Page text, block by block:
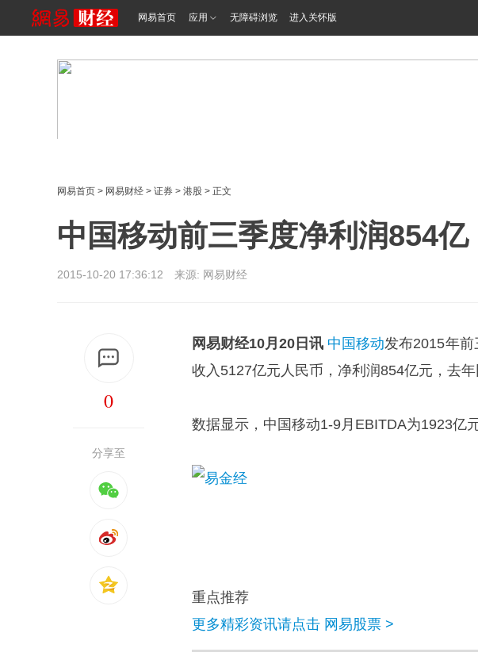
网易首页 应用 无障碍浏览 进入关怀版
网易首页 > 网易财经 > 证券 > 港股 > 正文
中国移动前三季度净利润854
2015-10-20 17:36:12 来源: 网易财经
0
分享至
网易财经10月20日讯 中国移动发布2015年
收入5127亿元人民币，净利润854亿元，去
数据显示，中国移动1-9月EBITDA为1923亿
重点推荐
更多精彩资讯请点击 网易股票 >